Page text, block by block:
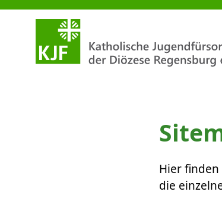
Sitemap
Hier
die